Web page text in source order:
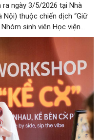
ra ngày 3/5/2026 tại Nhà
Nội) thuộc chiến dịch “Giữ
sinh viên Học viện
cùng Cà Kể Factory tổ
cao nhận thức về giá
đời sống đương đại.